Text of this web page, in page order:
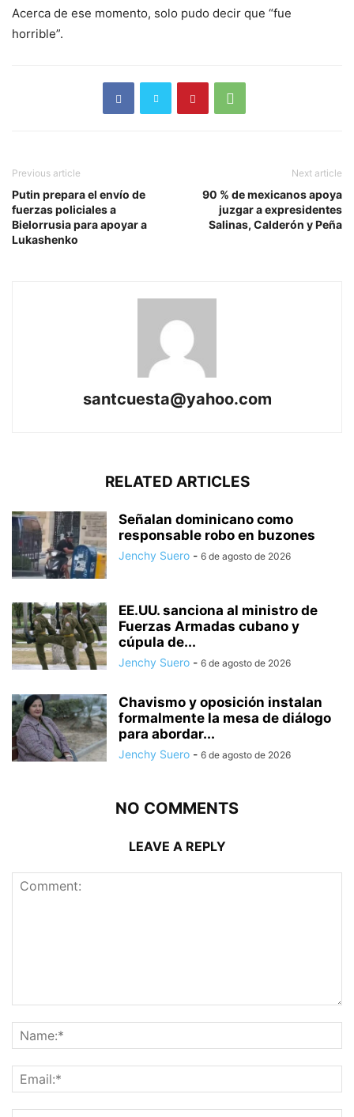
Acerca de ese momento, solo pudo decir que “fue
horrible”.
Previous article
Putin prepara el envío de
fuerzas policiales a
Bielorrusia para apoyar a
Lukashenko
Next article
90 % de mexicanos apoya
juzgar a expresidentes
Salinas, Calderón y Peña
santcuesta@yahoo.com
RELATED ARTICLES
Señalan dominicano como
responsable robo en buzones
Jenchy Suero - 6 de agosto de 2026
EE.UU. sanciona al ministro de
Fuerzas Armadas cubano y
cúpula de...
Jenchy Suero - 6 de agosto de 2026
Chavismo y oposición instalan
formalmente la mesa de diálogo
para abordar...
Jenchy Suero - 6 de agosto de 2026
NO COMMENTS
LEAVE A REPLY